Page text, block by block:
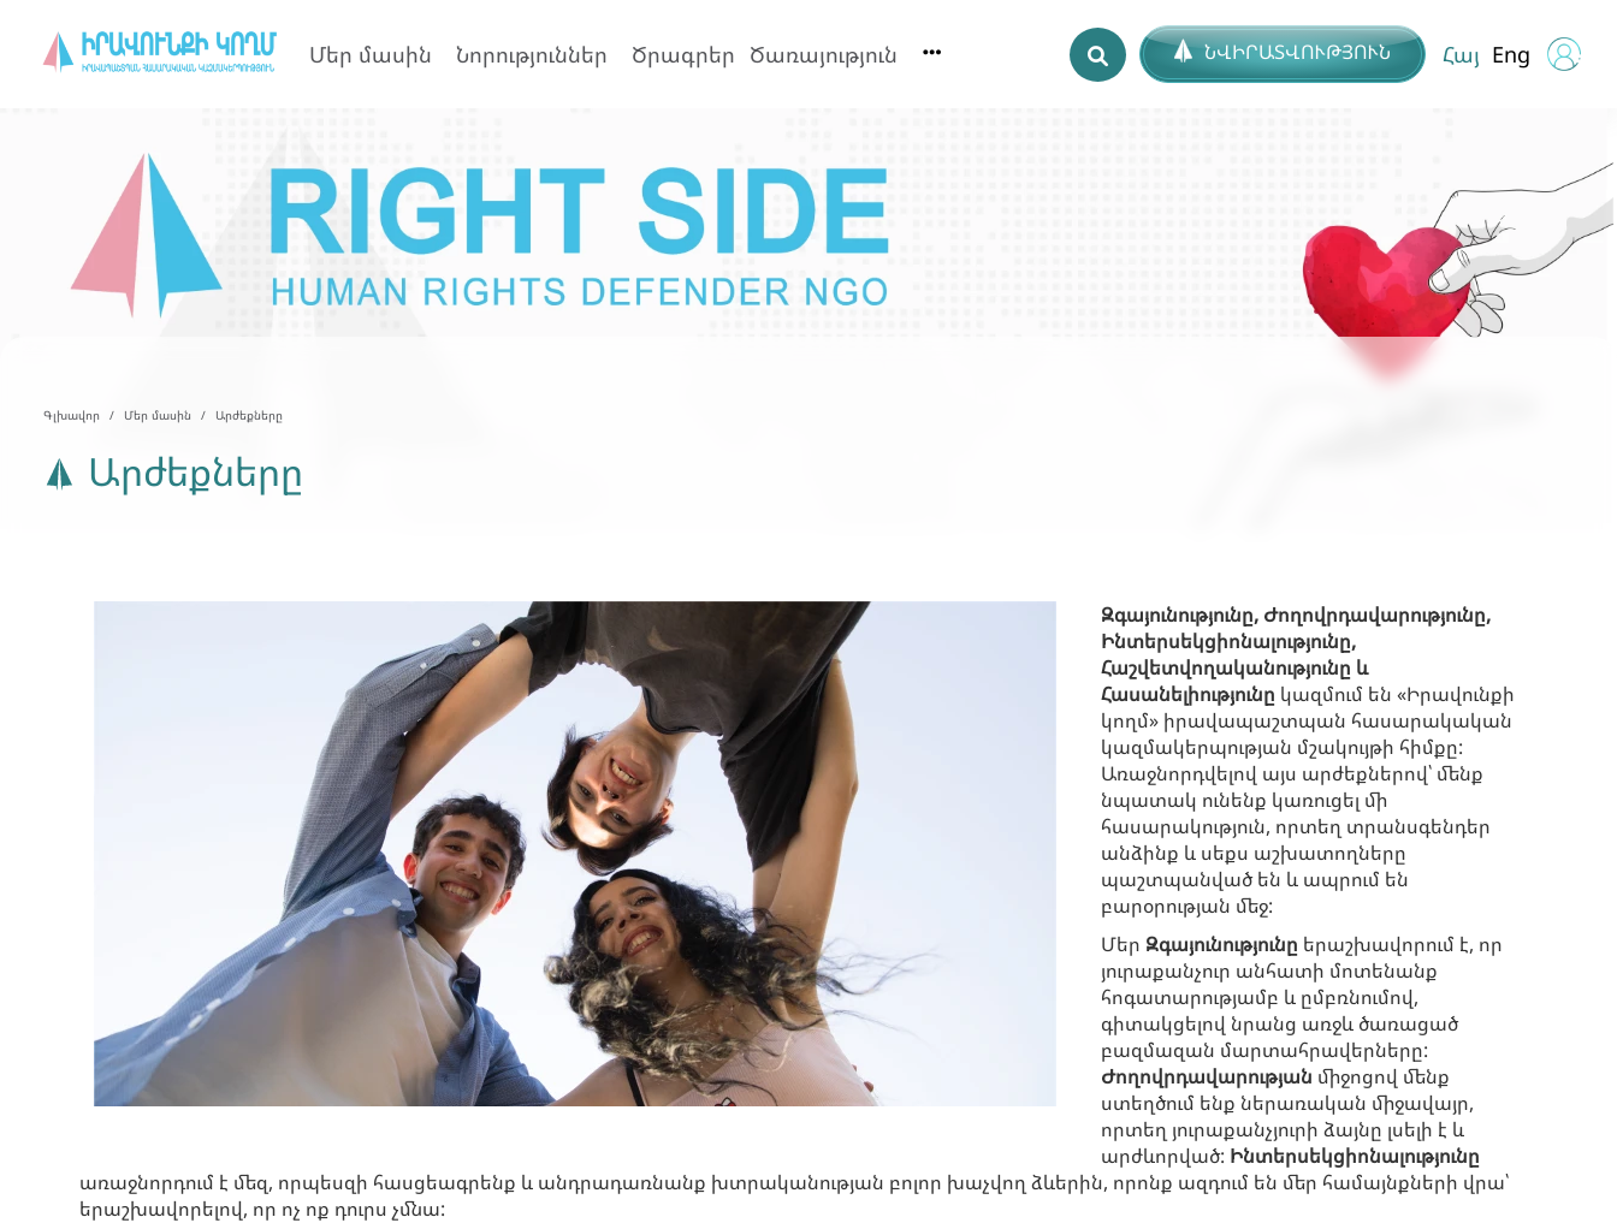
Մեր մասին Նորություններ Ծրագրեր Ծառայություն ՆՎԻՐԱՏՎՈՒԹՅՈՒՆ Հայ Eng
Գլխավոր Մեր մասին Արժեքները
Արժեքները
Զգայունությունը, Ժողովրդավարությունը,
Ինտերսեկցիոնալությունը,
Հաշվետվողականությունը և
Հասանելիությունը կազմում են «Իրավունքի
կողմ» իրավապաշտպան հասարակական
կազմակերպության մշակույթի հիմքը:
Առաջնորդվելով այս արժեքներով՝ մենք
նպատակ ունենք կառուցել մի
հասարակություն, որտեղ տրանսգենդեր
անձինք և սեքս աշխատողները
պաշտպանված են և ապրում են
բարօրության մեջ:
Մեր Զգայունությունը երաշխավորում է, որ
յուրաքանչուր անհատի մոտենանք
հոգատարությամբ և ըմբռնումով,
գիտակցելով նրանց առջև ծառացած
բազմազան մարտահրավերները:
Ժողովրդավարության միջոցով մենք
ստեղծում ենք ներառական միջավայր,
որտեղ յուրաքանչյուրի ձայնը լսելի է և
արժևորված: Ինտերսեկցիոնալությունը
առաջնորդում է մեզ, որպեսզի հասցեագրենք և անդրադառնանք խտրականության բոլոր խաչվող ձևերին, որոնք ազդում են մեր համայնքների վրա՝
երաշխավորելով, որ ոչ ոք դուրս չմնա: